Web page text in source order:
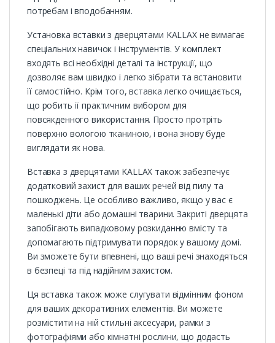
потребам і вподобанням.
Установка вставки з дверцятами KALLAX не вимагає
спеціальних навичок і інструментів. У комплект
входять всі необхідні деталі та інструкції, що
дозволяє вам швидко і легко зібрати та встановити
її самостійно. Крім того, вставка легко очищається,
що робить її практичним вибором для
повсякденного використання. Просто протріть
поверхню вологою тканиною, і вона знову буде
виглядати як нова.
Вставка з дверцятами KALLAX також забезпечує
додатковий захист для ваших речей від пилу та
пошкоджень. Це особливо важливо, якщо у вас є
маленькі діти або домашні тварини. Закриті дверцята
запобігають випадковому розкиданню вмісту та
допомагають підтримувати порядок у вашому домі.
Ви зможете бути впевнені, що ваші речі знаходяться
в безпеці та під надійним захистом.
Ця вставка також може слугувати відмінним фоном
для ваших декоративних елементів. Ви можете
розмістити на ній стильні аксесуари, рамки з
фотографіями або кімнатні рослини, що додасть